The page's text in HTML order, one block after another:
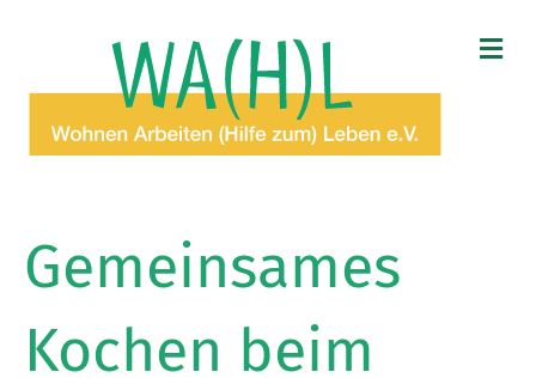
N
A
Gemeinsames
Kochen beim